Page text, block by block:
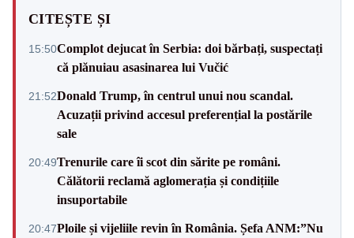
CITEȘTE ȘI
15:50Complot dejucat în Serbia: doi bărbați, suspectați
că plănuiau asasinarea lui Vučić
21:52Donald Trump, în centrul unui nou scandal.
Acuzații privind accesul preferențial la postările
sale
20:49Trenurile care îi scot din sărite pe români.
Călătorii reclamă aglomerația și condițiile
insuportabile
20:47Ploile și vijeliile revin în România. Șefa ANM:”Nu